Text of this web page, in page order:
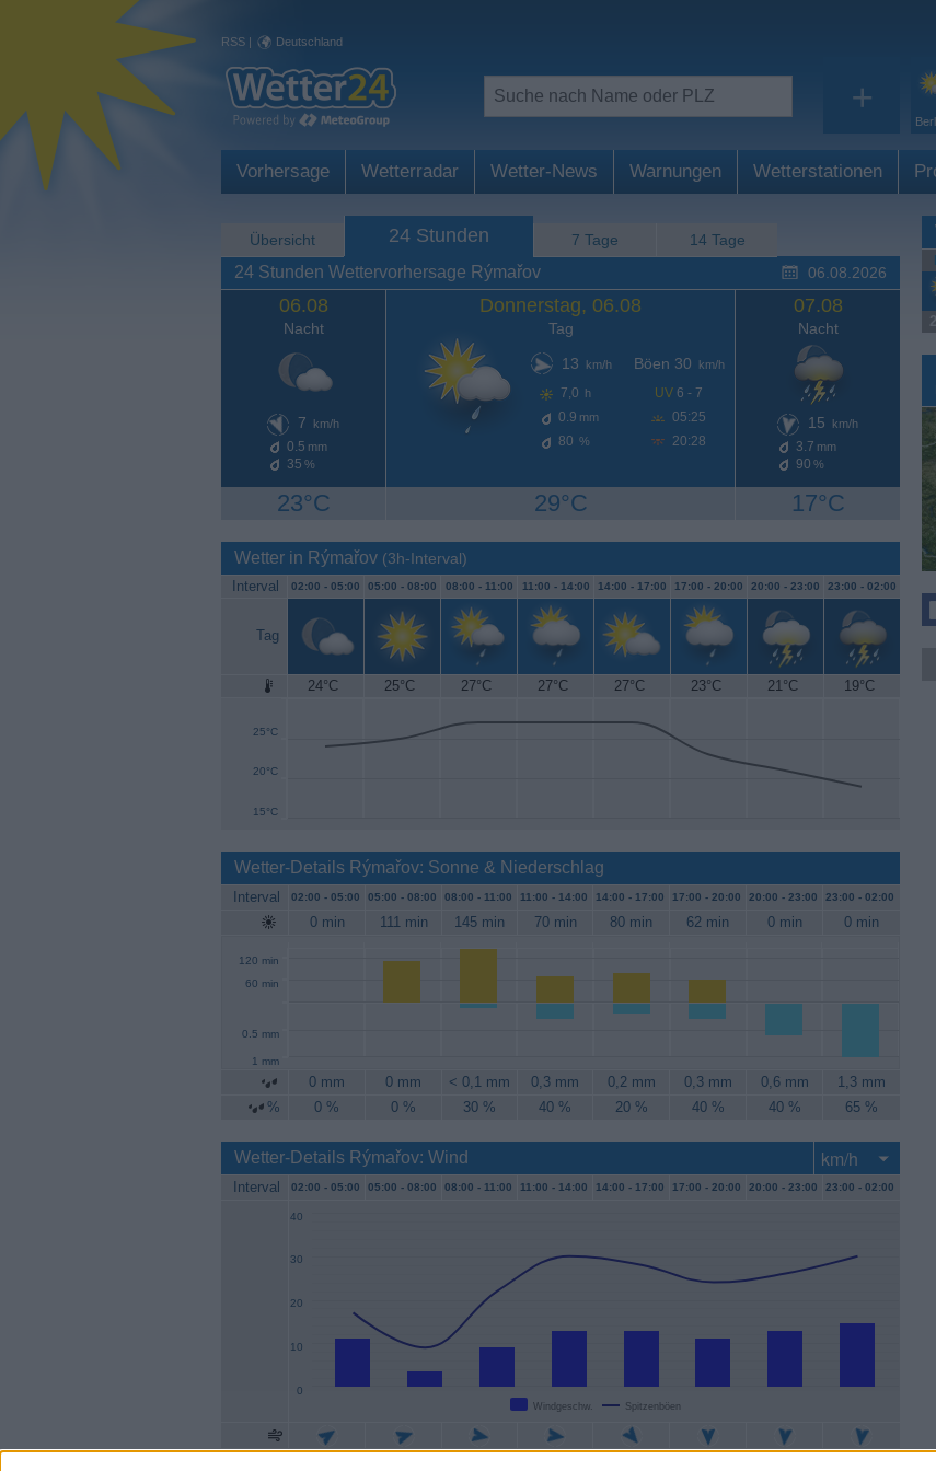
RSS | Deutschland
+
Vorhersage Wetterradar Wetter-News Warnungen Wetterstationen
Übersicht 24 Stunden 7 Tage 14 Tage
24 Stunden Wettervorhersage Rýmařov 06.08.2026
06.08
Nacht
7 km/h
0.5 mm
35 %
23°C
Donnerstag, 06.08
Tag
13
km/h
7,0 h
0.9 mm
80 %
Böen 30 km/h
UV 6 - 7
05:25
20:28
29°C
07.08
Nacht
15 km/h
3.7 mm
90 %
17°C
Wetter in Rýmařov (3h-Interval)
Interval 02:00 - 05:00 05:00 - 08:00 08:00 - 11:00 11:00 - 14:00 14:00 - 17:00 17:00 - 20:00 20:00 - 23:00 23:00 - 02:00
Tag
24°C 25°C 27°C 27°C 27°C 23°C 21°C 19°C
15°C
20°C
25°C
30°C
Wetter-Details Rýmařov: Sonne & Niederschlag
Interval 02:00 - 05:00 05:00 - 08:00 08:00 - 11:00 11:00 - 14:00 14:00 - 17:00 17:00 - 20:00 20:00 - 23:00 23:00 - 02:00
0 min 111 min 145 min 70 min 80 min 62 min 0 min 0 min
60 min
120 min
0.5 mm
1 mm
0 mm 0 mm < 0,1 mm 0,3 mm 0,2 mm 0,3 mm 0,6 mm
1,3 mm
%
0 % 0 % 30 % 40 % 20 % 40 % 40 % 65 %
Wetter-Details Rýmařov: Wind
Interval 02:00 - 05:00 05:00 - 08:00 08:00 - 11:00 11:00 - 14:00 14:00 - 17:00 17:00 - 20:00 20:00 - 23:00 23:00 - 02:00
Windgeschw. Spitzenböen
0
10
20
30
40